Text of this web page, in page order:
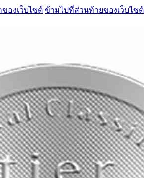
องเว็บไซต์ ข้ามไปที่ส่วนท้ายของเว็บไซต์